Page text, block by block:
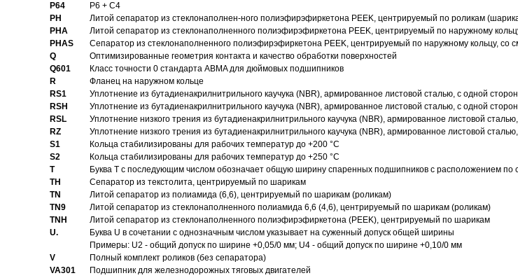
P64
P6 + C4
PH
Литой сепаратор из стеклонаполнен-ного полиэфирэфиркетона PEEK, центрируемый по роликам
PHA
Литой сепаратор из стеклонаполненного полиэфирэфиркетона PEEK, центрируемый по наружному
PHAS
Сепаратор из стеклонаполненного полиэфирэфиркетона PEEK, центрируемый по наружному кольцу,
Q
Оптимизированные геометрия контакта и качество обработки поверхностей
Q601
Класс точности 0 стандарта ABMA для дюймовых подшипников
R
Фланец на наружном кольце
RS1
Уплотнение из бутадиенакрилнитрильного каучука (NBR), армированное листовой сталью, с одной
RSH
Уплотнение из бутадиенакрилнитрильного каучука (NBR), армированное листовой сталью, с одной
RSL
Уплотнение низкого трения из бутадиенакрилнитрильного каучука (NBR), армированное листовой
RZ
Уплотнение низкого трения из бутадиенакрилнитрильного каучука (NBR), армированное листовой
S1
Кольца стабилизированы для рабочих температур до +200 °C
S2
Кольца стабилизированы для рабочих температур до +250 °C
T
Буква T с последующим числом обозначает общую ширину спаренных подшипников с расположением
TH
Сепаратор из текстолита, центрируемый по шарикам
TN
Литой сепаратор из полиамида (6,6), центрируемый по шарикам (роликам)
TN9
Литой сепаратор из стеклонаполненного полиамида 6,6 (4,6), центрируемый по шарикам (роликам)
TNH
Литой сепаратор из стеклонаполненного полиэфирэфиркетона (PEEK), центрируемый по шарикам
U.
Буква U в сочетании с однозначным числом указывает на суженный допуск общей ширины
Примеры: U2 - общий допуск по ширине +0,05/0 мм; U4 - общий допуск по ширине +0,10/0 мм
V
Полный комплект роликов (без сепаратора)
VA301
Подшипник для железнодорожных тяговых двигателей